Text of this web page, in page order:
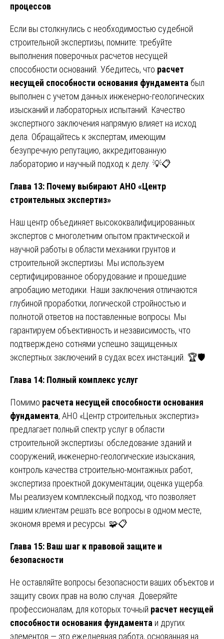
процессов
Если вы столкнулись с необходимостью судебной
строительной экспертизы, помните: требуйте
выполнения поверочных расчетов несущей
способности оснований. Убедитесь, что расчет
несущей способности основания фундамента был
выполнен с учетом данных инженерно-геологических
изысканий и лабораторных испытаний. Качество
экспертного заключения напрямую влияет на исход
дела. Обращайтесь к экспертам, имеющим
безупречную репутацию, аккредитованную
лабораторию и научный подход к делу. 💡📋
Глава 13: Почему выбирают АНО «Центр
строительных экспертиз»
Наш центр объединяет высококвалифицированных
экспертов с многолетним опытом практической и
научной работы в области механики грунтов и
строительной экспертизы. Мы используем
сертифицированное оборудование и прошедшие
апробацию методики. Наши заключения отличаются
глубиной проработки, логической стройностью и
полнотой ответов на поставленные вопросы. Мы
гарантируем объективность и независимость, что
подтверждено сотнями успешно защищенных
экспертных заключений в судах всех инстанций. 🏆🛡️
Глава 14: Полный комплекс услуг
Помимо расчета несущей способности основания
фундамента, АНО «Центр строительных экспертиз»
предлагает полный спектр услуг в области
строительной экспертизы: обследование зданий и
сооружений, инженерно-геологические изыскания,
контроль качества строительно-монтажных работ,
экспертиза проектной документации, оценка ущерба.
Мы реализуем комплексный подход, что позволяет
нашим клиентам решать все вопросы в одном месте,
экономя время и ресурсы. 🧩📋
Глава 15: Ваш шаг к правовой защите и
безопасности
Не оставляйте вопросы безопасности ваших объектов и
защиту своих прав на волю случая. Доверяйте
профессионалам, для которых точный расчет несущей
способности основания фундамента и других
элементов — это ежедневная работа, основанная на